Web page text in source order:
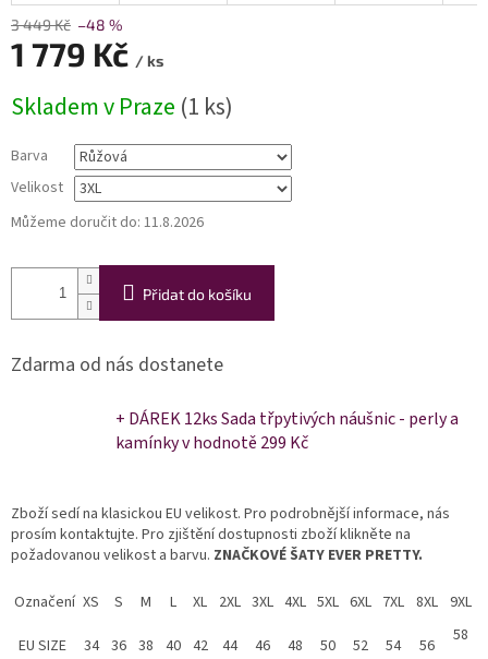
3 449 Kč –48 %
1 779 Kč / ks
cena:
Skladem v Praze (1 ks)
Barva
Velikost
Můžeme doručit do: 11.8.2026
Přidat do košíku
Zdarma od nás dostanete
+ DÁREK 12ks Sada třpytivých náušnic - perly a
kamínkyv hodnotě 299 Kč
Zboží sedí na klasickou EU velikost. Pro podrobnější informace, nás
prosím kontaktujte. Pro zjištění dostupnosti zboží klikněte na
požadovanou velikost a barvu. ZNAČKOVÉ ŠATY EVER PRETTY.
Označení XS S M L XL 2XL 3XL 4XL 5XL 6XL 7XL 8XL 9XL
EU SIZE
34 36 38 40 42 44 46 48 50 52 54 56 58